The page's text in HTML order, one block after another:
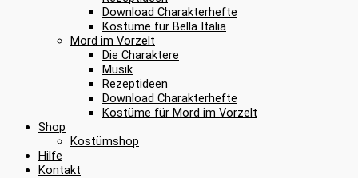
Download Charakterhefte
Kostüme für Bella Italia
Mord im Vorzelt
Die Charaktere
Musik
Rezeptideen
Download Charakterhefte
Kostüme für Mord im Vorzelt
Shop
Kostümshop
Hilfe
Kontakt